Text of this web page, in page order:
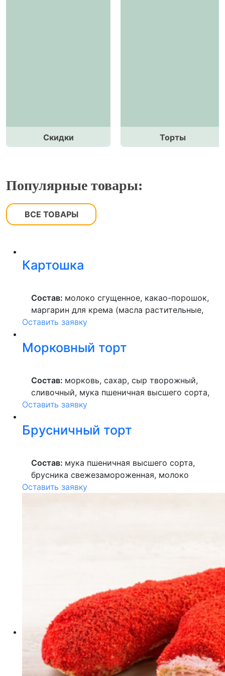
Скидки Торты
Популярные товары:
ВСЕ ТОВАРЫ
Картошка
Состав: молоко сгущенное, какао-порошок,
маргарин для крема (масла растительные,
вода питьевая, сахар, ароматизатор,
высшего сорта, продукты яичные, масло
растительное, пекарский порошок, молоко
Оставить заявку
Морковный торт
Состав: морковь, сахар, сыр творожный,
сливочный, мука пшеничная высшего сорта,
продукты яичные, масло растительное,
грецкий орех, маргарин, лимонная кислота.
Оставить заявку
Брусничный торт
Состав: мука пшеничная высшего сорта,
брусника свежезамороженная, молоко
ультрапастеризованное, белый шоколад
растительные, вода питьевая, эмульгаторы
(моно- и диглицериды жирных кислот,
соевый лецитин), консервант (сорбат
калия), регулятор кислотности (лимонная
кислота)), повидло яблочное (яблочное
пюре, сахар, патока, регулятор кислотности
(кислота лимонная), консерванты (сорбат
калия, бензоат натрия)), сливки
ультрапастеризованные (сливки,
Оставить заявку